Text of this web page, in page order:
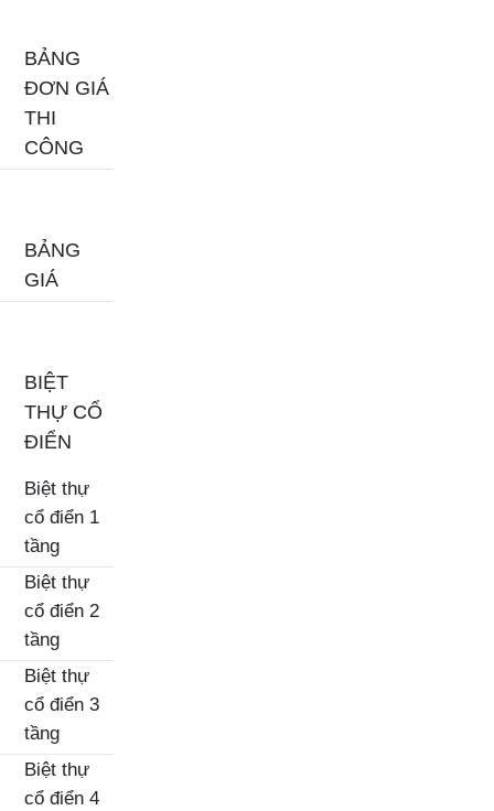
BẢNG
ĐƠN GIÁ
THI
CÔNG
BẢNG
GIÁ
BIỆT
THỰ CỔ
ĐIỂN
Biệt thự
cổ điển 1
tầng
Biệt thự
cổ điển 2
tầng
Biệt thự
cổ điển 3
tầng
Biệt thự
cổ điển 4